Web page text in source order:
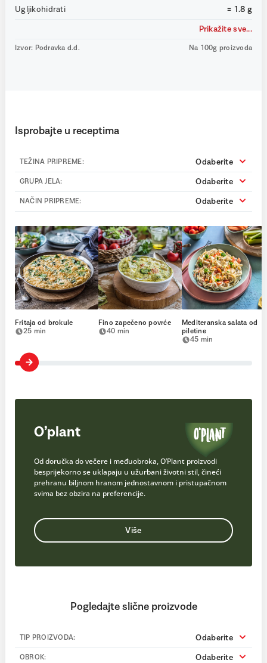
Ugljikohidrati = 1.8 g
Prikažite sve...
Izvor: Podravka d.d. Na 100g proizvoda
Isprobajte u receptima
TEŽINA PRIPREME: Odaberite
GRUPA JELA: Odaberite
NAČIN PRIPREME: Odaberite
Fritaja od brokule
25 min
Fino zapečeno povrće
40 min
Mediteranska salata od
piletine
45 min
O’plant
Od doručka do večere i međuobroka, O’Plant proizvodi
besprijekorno se uklapaju u užurbani životni stil, čineći
prehranu biljnom hranom jednostavnom i pristupačnom
svima bez obzira na preferencije.
Više
Pogledajte slične proizvode
TIP PROIZVODA: Odaberite
OBROK: Odaberite